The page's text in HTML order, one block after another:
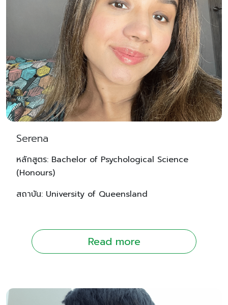
Serena
หลักสูตร: Bachelor of Psychological Science
(Honours)
สถาบัน: University of Queensland
Read more